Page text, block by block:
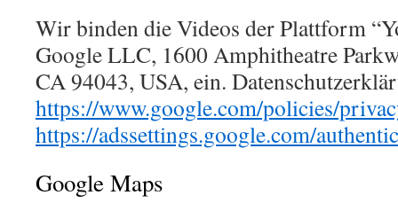
Wir binden die Videos der Plattform
Google LLC, 1600 Amphitheatre
CA 94043, USA, ein.
https://www.google.com/policies/
https://adssettings.google.com/
Google Maps